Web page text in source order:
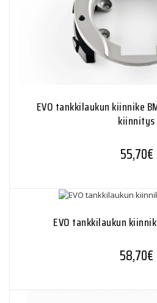
EVO tankkilaukun kiinnike
kiinnitys
55,70€
EVO tankkilaukun
58,70€